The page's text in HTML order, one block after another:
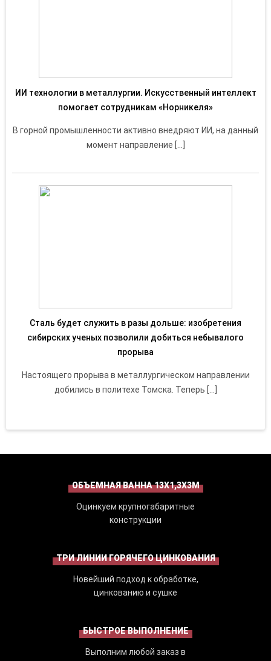
ИИ технологии в металлургии. Искусственный интеллект
помогает сотрудникам «Норникеля»
В горной промышленности активно внедряют ИИ, на данный
момент направление […]
Сталь будет служить в разы дольше: изобретения
сибирских ученых позволили добиться небывалого
прорыва
Настоящего прорыва в металлургическом направлении
добились в политехе Томска. Теперь […]
ОБЪЕМНАЯ ВАННА 13Х1,3Х3М
Оцинкуем крупногабаритные
конструкции
ТРИ ЛИНИИ ГОРЯЧЕГО ЦИНКОВАНИЯ
Новейший подход к обработке,
цинкованию и сушке
БЫСТРОЕ ВЫПОЛНЕНИЕ
Выполним любой заказ в